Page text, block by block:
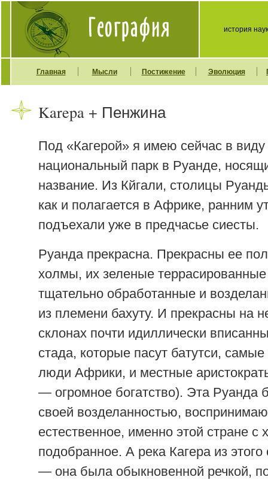
история
Главная Мысли Постижение Эволюция
Karepa + Пенжина
Под «Кагерой» я имею сейчас в виду
национальный парк в Руанде,
название. Из Кйгали, столицы
как и полагается в Африке, ранним
подъехали уже в предчасье сиесты.
Руанда прекрасна. Прекрасны ее
холмы, их зеленые
тщательно обработанные и
из племени бахуту. И прекрасны на
склонах почти идиллически
стада, которые пасут батутси,
люди Африки, и местные
— огромное богатство). Эта Руанда
своей возделанностью,
естественное, именно этой стране
подобранное. А река Кагера из
— она была обыкновенной речкой,